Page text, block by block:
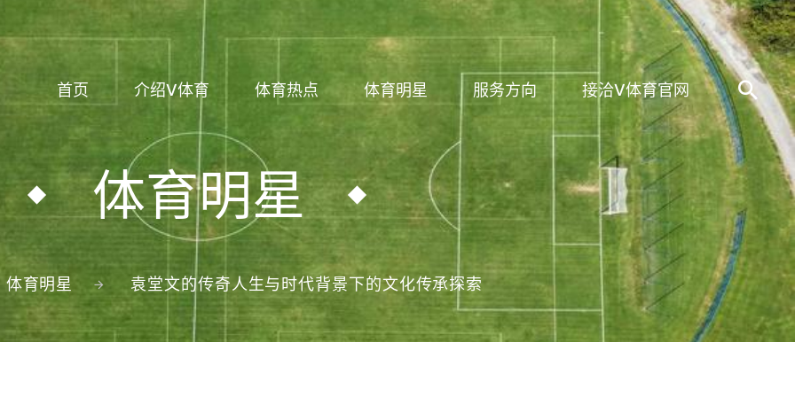
首页 介绍V体育 体育热点 体育明星 服务方向 接洽V体育官网
体育明星
体育明星 袁堂文的传奇人生与时代背景下的文化传承探索